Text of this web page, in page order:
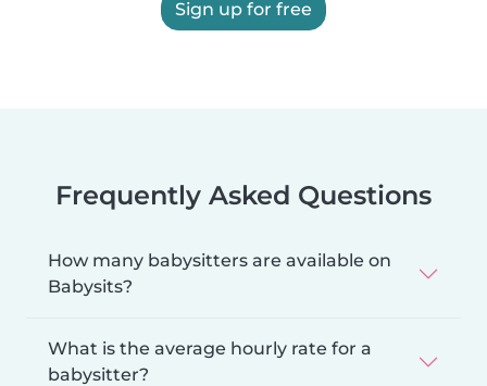
Sign up for free
Frequently Asked Questions
How many babysitters are available on
Babysits?
What is the average hourly rate for a
babysitter?